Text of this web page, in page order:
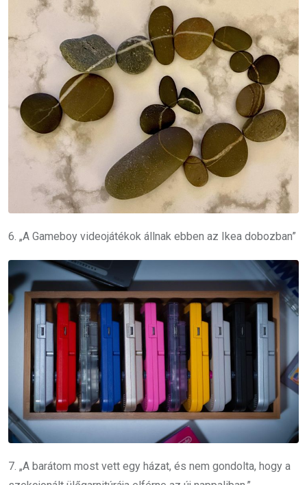
6. „A Gameboy videojátékok állnak ebben az Ikea dobozban”
7. „A barátom most vett egy házat, és nem gondolta, hogy a